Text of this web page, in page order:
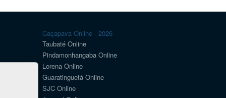
Caçapava Online - 2026
Taubaté Online
Pindamonhangaba Online
Lorena Online
Guaratinguetá Online
SJC Online